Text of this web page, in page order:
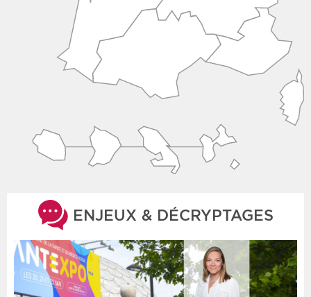
ENJEUX & DÉCRYPTAGES